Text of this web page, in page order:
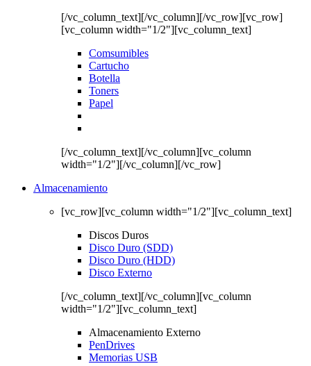
[/vc_column_text][/vc_column][/vc_row][vc_row]
[vc_column width="1/2"][vc_column_text]
Comsumibles
Cartucho
Botella
Toners
Papel
[/vc_column_text][/vc_column][vc_column
width="1/2"][/vc_column][/vc_row]
Almacenamiento
[vc_row][vc_column width="1/2"][vc_column_text]
Discos Duros
Disco Duro (SDD)
Disco Duro (HDD)
Disco Externo
[/vc_column_text][/vc_column][vc_column
width="1/2"][vc_column_text]
Almacenamiento Externo
PenDrives
Memorias USB